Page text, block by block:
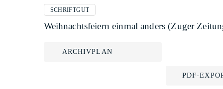
SCHRIFTGUT
Weihnachtsfeiern einmal anders (Zuger
ARCHIVPLAN
PDF-